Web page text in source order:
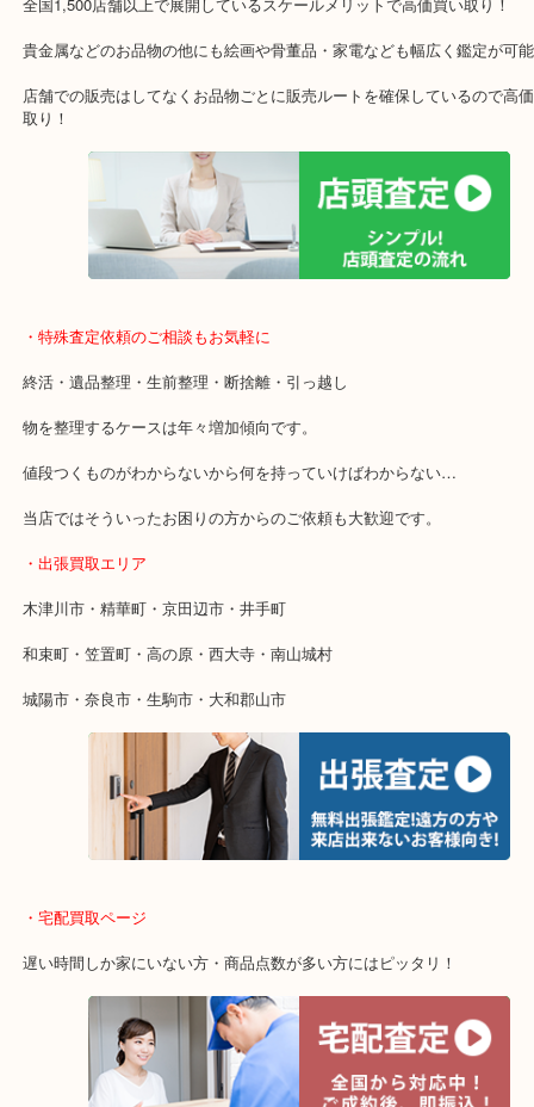
です！
・当店特徴
ガーデンモール木津川にある店舗なので査定中にショッピングもで
年中無休で営業中※年末年始を除く
全国1,500店舗以上で展開しているスケールメリットで高価買い取
貴金属などのお品物の他にも絵画や骨董品・家電なども幅広く鑑定
取り！
・特殊査定依頼のご相談もお気軽に
終活・遺品整理・生前整理・断捨離・引っ越し
物を整理するケースは年々増加傾向です。
値段つくものがわからないから何を持っていけばわからない…
当店ではそういったお困りの方からのご依頼も大歓迎です。
・出張買取エリア
木津川市・精華町・京田辺市・井手町
城陽市・奈良市・生駒市・大和郡山市